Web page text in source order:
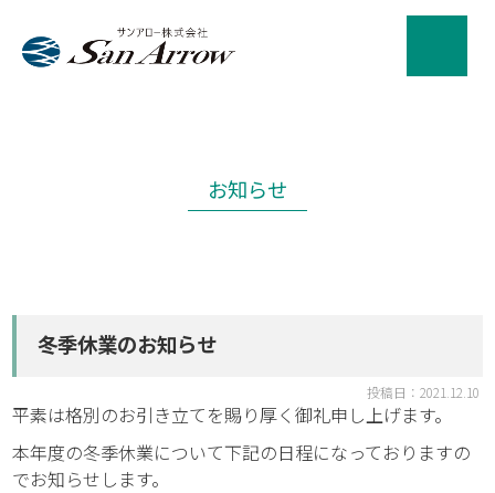
お知らせ
冬季休業のお知らせ
投稿日：2021.12.10
平素は格別のお引き立てを賜り厚く御礼申し上げます。
本年度の冬季休業について下記の日程になっておりますの
でお知らせします。